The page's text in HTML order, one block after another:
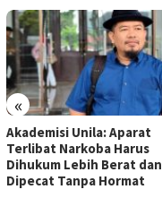
«
Akademisi Unila: Aparat
Terlibat Narkoba Harus
Dihukum Lebih Berat dan
Dipecat Tanpa Hormat